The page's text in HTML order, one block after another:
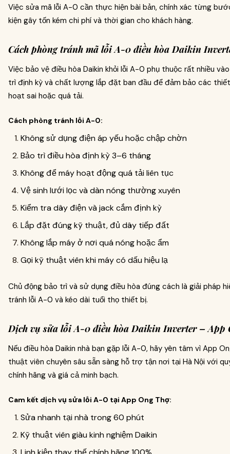
Việc sửa mã lỗi A-0 cần thực hiện bài bản, chính xác từng
kiện gây tốn kém chi phí và thời gian cho khách hàng.
Cách phòng tránh mã lỗi A-0 điều hòa Daikin
Việc bảo vệ điều hòa Daikin khỏi lỗi A-0 phụ thuộc rất nhiều
trì định kỳ và chất lượng lắp đặt ban đầu để đảm bảo các
hoạt sai hoặc quá tải.
Cách phòng tránh lỗi A-0:
Không sử dụng điện áp yếu hoặc chập chờn
Bảo trì điều hòa định kỳ 3–6 tháng
Không để máy hoạt động quá tải liên tục
Vệ sinh lưới lọc và dàn nóng thường xuyên
Kiểm tra dây điện và jack cắm định kỳ
Lắp đặt đúng kỹ thuật, đủ dây tiếp đất
Không lắp máy ở nơi quá nóng hoặc ẩm
Gọi kỹ thuật viên khi máy có dấu hiệu lạ
Chủ động bảo trì và sử dụng điều hòa đúng cách là giải pháp
tránh lỗi A-0 và kéo dài tuổi thọ thiết bị.
Dịch vụ sửa lỗi A-0 điều hòa Daikin Inverter – App
Nếu điều hòa Daikin nhà bạn gặp lỗi A-0, hãy yên tâm vì App
thuật viên chuyên sâu sẵn sàng hỗ trợ tận nơi tại Hà Nội với
chính hãng và giá cả minh bạch.
Cam kết dịch vụ sửa lỗi A-0 tại App Ong Thợ:
Sửa nhanh tại nhà trong 60 phút
Kỹ thuật viên giàu kinh nghiệm Daikin